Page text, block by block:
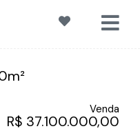
Venda
R$ 37.100.000,00